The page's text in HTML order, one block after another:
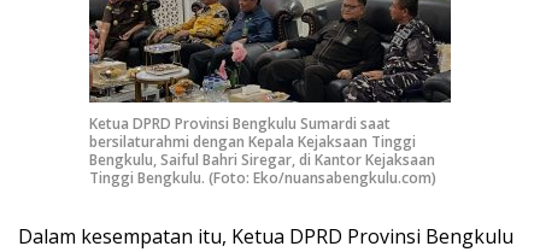
Ketua DPRD Provinsi Bengkulu Sumardi saat
bersilaturahmi dengan Kepala Kejaksaan Tinggi
Bengkulu, Saiful Bahri Siregar, di Kantor Kejaksaan
Tinggi Bengkulu. (Foto: Eko/nuansabengkulu.com)
Dalam kesempatan itu, Ketua DPRD Provinsi Bengkulu